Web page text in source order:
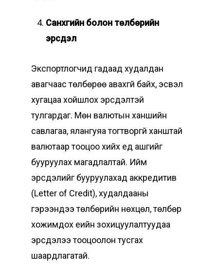
Санхүүгийн болон төлбөрийн
эрсдэл
Экспортлогчид гадаад худалдан
авагчаас төлбөрөө авахгүй байх, эсвэл
хугацаа хойшлох эрсдэлтэй
тулгардаг. Мөн валютын ханшийн
савлагаа, ялангуяа тогтворгүй ханштай
валютаар тооцоо хийх үед ашгийг
бууруулах магадлалтай. Ийм
эрсдэлийг бууруулахад аккредитив
(Letter of Credit), худалдааны
гэрээндээ төлбөрийн нөхцөл, төлбөр
хожимдох үеийн зохицуулалтуудаа
эрсдэлээ тооцоолон тусгах
шаардлагатай.